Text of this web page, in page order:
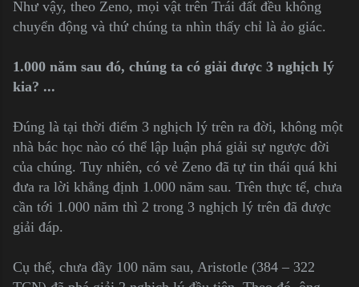
Như vậy, theo Zeno, mọi vật trên Trái đất đều không
chuyển động và thứ chúng ta nhìn thấy chỉ là ảo giác.
1.000 năm sau đó, chúng ta có giải được 3 nghịch lý
kia? ...
Đúng là tại thời điểm 3 nghịch lý trên ra đời, không một
nhà bác học nào có thể lập luận phá giải sự ngược đời
của chúng. Tuy nhiên, có vẻ Zeno đã tự tin thái quá khi
đưa ra lời khẳng định 1.000 năm sau. Trên thực tế, chưa
cần tới 1.000 năm thì 2 trong 3 nghịch lý trên đã được
giải đáp.
Cụ thể, chưa đầy 100 năm sau, Aristotle (384 – 322